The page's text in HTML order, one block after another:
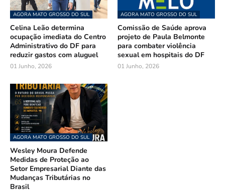
AGORA MATO GROSSO DO SUL
Celina Leão determina
ocupação imediata do Centro
Administrativo do DF para
reduzir gastos com aluguel
01 Junho, 2026
AGORA MATO GROSSO DO SUL
Comissão de Saúde aprova
projeto de Paula Belmonte
para combater violência
sexual em hospitais do DF
01 Junho, 2026
AGORA MATO GROSSO DO SUL
Wesley Moura Defende
Medidas de Proteção ao
Setor Empresarial Diante das
Mudanças Tributárias no
Brasil